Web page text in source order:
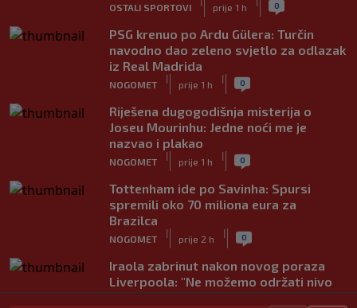
OSTALI SPORTOVI prije 1 h 0
PSG krenuo po Ardu Gülera: Turčin
navodno dao zeleno svjetlo za odlazak
iz Real Madrida
NOGOMET
|
prije 1 h
| 0
Riješena dugogodišnja misterija o
Joseu Mourinhu: Jedne noći me je
nazvao i plakao
NOGOMET
|
prije 1 h
| 0
Tottenham ide po Savinha: Spursi
spremili oko 70 miliona eura za
Brazilca
NOGOMET
|
prije 2 h
| 0
Iraola zabrinut nakon novog poraza
Liverpoola: "Ne možemo održati nivo
koji želimo"